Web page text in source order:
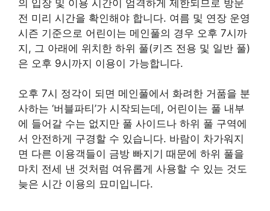
의 입장 및 이용 시간이 엄격하게 제한되므로 방문
전 미리 시간을 확인해야 합니다. 여름 및 연장 운영
시즌 기준으로 어린이는 메인풀의 경우 오후 7시까
지, 그 아래에 위치한 하위 풀(키즈 전용 및 일반 풀)
은 오후 9시까지 이용이 가능합니다.
오후 7시 정각이 되면 메인풀에서 화려한 거품을 분
사하는 ‘버블파티’가 시작되는데, 어린이는 풀 내부
에 들어갈 수는 없지만 풀 사이드나 하위 풀 구역에
서 안전하게 구경할 수 있습니다. 바람이 차가워지
면 다른 이용객들이 금방 빠지기 때문에 하위 풀을
마치 전세 낸 것처럼 여유롭게 사용할 수 있는 것도
늦은 시간 이용의 묘미입니다.